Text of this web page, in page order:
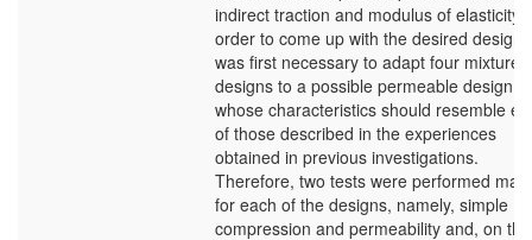
indirect traction and modulus of elasticity.
order to come up with the desired design,
was first necessary to adapt four mixture
designs to a possible permeable design
whose characteristics should resemble
of those described in the experiences
obtained in previous investigations.
Therefore, two tests were performed
for each of the designs, namely, simple
compression and permeability and, on the